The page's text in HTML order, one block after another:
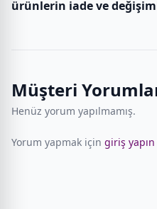
ürünlerin iade ve
Müşteri
Henüz yorum yapılmamış.
Yorum yapmak için giriş yapın